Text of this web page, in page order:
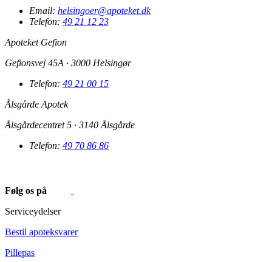
Email: helsingoer@apoteket.dk
Telefon: 49 21 12 23
Apoteket Gefion
Gefionsvej 45A · 3000 Helsingør
Telefon: 49 21 00 15
Ålsgårde Apotek
Ålsgårdecentret 5 · 3140 Ålsgårde
Telefon: 49 70 86 86
Følg os på
Serviceydelser
Bestil apoteksvarer
Pillepas